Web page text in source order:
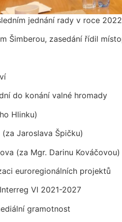
jednání rady v roce
Šimberou, zasedání řídil
do konání valné hromady
Hlinku)
Jaroslava Špičku)
(za Mgr. Darinu Kováčovou)
euroregionálních projektů
VI 2021-2027
gramotnost